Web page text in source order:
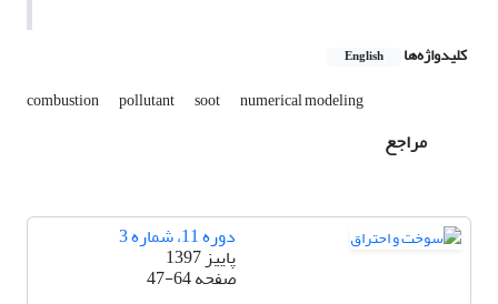
کلیدواژه‌ها English
combustion pollutant soot numerical modeling
مراجع
دوره 11، شماره 3
پاییز 1397
صفحه47-64